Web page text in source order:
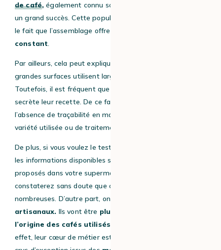
de café, également connu sous le nom de
un grand succès. Cette popularité s’explique en partie par
le fait que l’assemblage offre
constant.
Par ailleurs, cela peut expliquer la raison pour laquelle, les
grandes surfaces utilisent largement cette méthode.
Toutefois, il est fréquent que ces dernières gardent
secrète leur recette. De ce fait, ils peuvent dissimuler
l’absence de traçabilité en matière de provenance, de
variété utilisée ou de traitement du café.
De plus, si vous voulez le tester, vous pouvez consulter
les informations disponibles sur les blends de cafés
proposés dans votre supermarché. Ainsi, vous
constaterez sans doute que ces informations sont peu
nombreuses. D’autre part, on retrouve
artisanaux. Ils vont être plus transparents quant à
l’origine des cafés utilisés dans leur mélange.
effet, leur cœur de métier est de vous faire